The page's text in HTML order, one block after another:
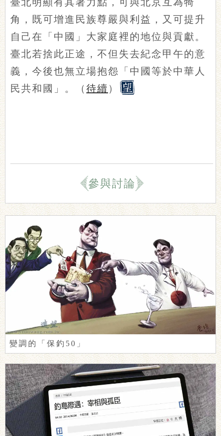
角，既可增進民族尊嚴與利益，又可提升
自己在「中國」大家庭裡的地位與貢獻。
臺北若捨此正途，不但失去紀念甲午的意
義，今後也無立場抱怨「中國等於中華人
民共和國」。（ 待續 ）
參與討論
變調的「保釣50」